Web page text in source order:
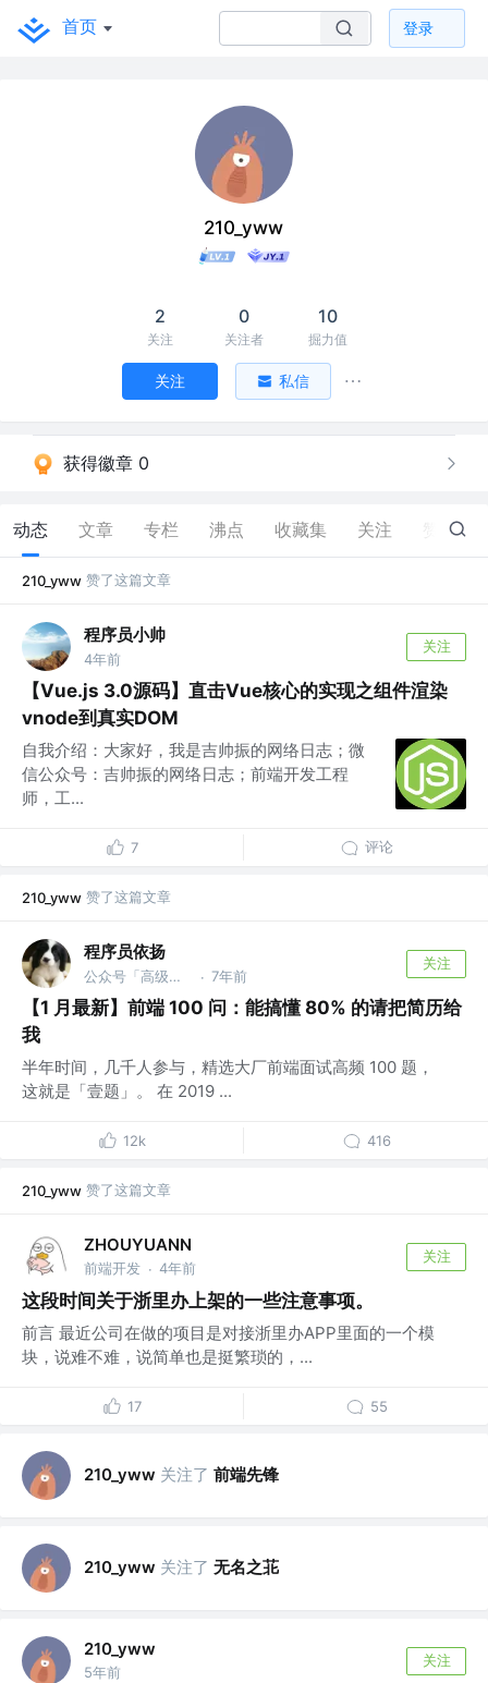
首页 登录
210_yww
2
关注
0
关注者
10
掘力值
关注 私信
获得徽章 0
动态 文章 专栏 沸点 收藏集 关注 3
210_yww 赞了这篇文章
程序员小帅
4年前
关注
【Vue.js 3.0源码】直击Vue核心的实现之组件渲染
vnode到真实DOM
自我介绍：大家好，我是吉帅振的网络日志；微
信公众号：吉帅振的网络日志；前端开发工程
师，工...
7 评论
210_yww 赞了这篇文章
程序员依扬
公众号「高级前端进阶」 @蚂蚁 · 7年前
关注
【1 月最新】前端 100 问：能搞懂 80% 的请把简历给
我
半年时间，几千人参与，精选大厂前端面试高频 100 题，
这就是「壹题」。 在 2019 ...
12k 416
210_yww 赞了这篇文章
ZHOUYUANN
前端开发 · 4年前
关注
这段时间关于浙里办上架的一些注意事项。
前言 最近公司在做的项目是对接浙里办APP里面的一个模
块，说难不难，说简单也是挺繁琐的，...
17 55
210_yww 关注了 前端先锋
210_yww 关注了 无名之苝
210_yww
5年前
关注